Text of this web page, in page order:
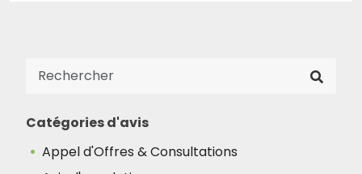
Catégories d'avis
Appel d'Offres & Consultations